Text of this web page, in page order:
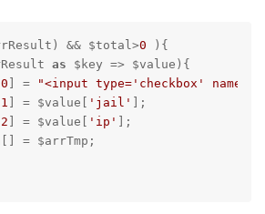
&& $total>0 ){
as $key => $value){
0 ] = "<input type='checkbox' name='"
1 ] = $value[ 'jail'
];
2 ] = $value[ 'ip'
];
= $arrTmp;